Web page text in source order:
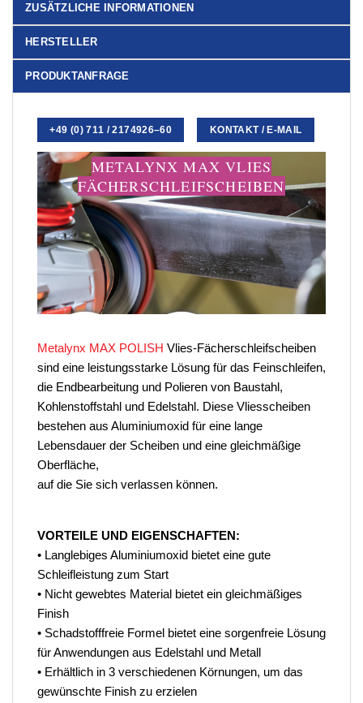
ZUSÄTZLICHE INFORMATIONEN
HERSTELLER
PRODUKTANFRAGE
+49 (0) 711 / 2174926–60 KONTAKT / E-MAIL
METALYNX MAX VLIES
FÄCHERSCHLEIFSCHEIBEN
Metalynx MAX POLISH Vlies-Fächerschleifscheiben
sind eine leistungsstarke Lösung für das Feinschleifen,
die Endbearbeitung und Polieren von Baustahl,
Kohlenstoffstahl und Edelstahl. Diese Vliesscheiben
bestehen aus Aluminiumoxid für eine lange
Lebensdauer der Scheiben und eine gleichmäßige
Oberfläche,
auf die Sie sich verlassen können.
VORTEILE UND EIGENSCHAFTEN:
• Langlebiges Aluminiumoxid bietet eine gute
Schleifleistung zum Start
• Nicht gewebtes Material bietet ein gleichmäßiges
Finish
• Schadstofffreie Formel bietet eine sorgenfreie Lösung
für Anwendungen aus Edelstahl und Metall
• Erhältlich in 3 verschiedenen Körnungen, um das
gewünschte Finish zu erzielen